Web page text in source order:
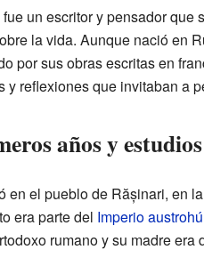
un escritor y pensador que
la vida. Aunque nació en
por sus obras escritas en
y reflexiones que invitaban a
años y estudios
en el pueblo de Rășinari, en
era parte del Imperio
rumano y su madre era